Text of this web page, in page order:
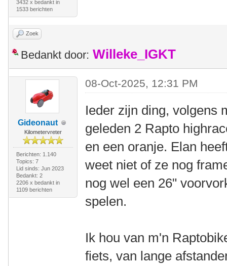
3432 x bedankt in
1533 berichten
Zoek
Bedankt door: Willeke_IGKT
Gideonaut
Kilometervreter
Berichten: 1.140
Topics: 7
Lid sinds: Jun 2023
Bedankt: 2
2206 x bedankt in
1109 berichten
08-Oct-2025, 12:31 PM
Ieder zijn ding, volgens
geleden 2 Rapto
en een oranje. Elan
weet niet of ze nog
nog wel een 26"
spelen.
Ik hou van m'n
fiets, van lange